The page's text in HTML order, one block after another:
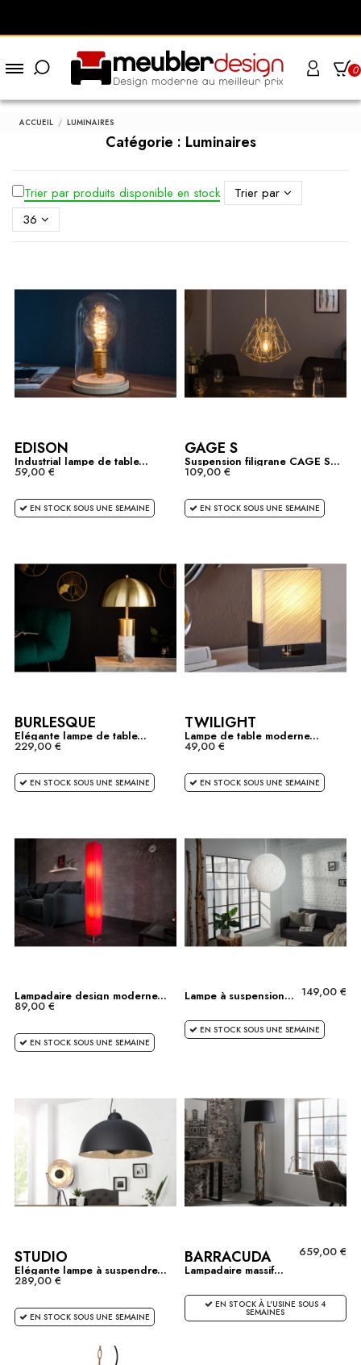
0
ACCUEIL LUMINAIRES
Catégorie : Luminaires
Trier par produits disponible en stock
Trier par
36
EDISON
Industrial lampe de table...
59,00 €
EN STOCK SOUS UNE SEMAINE
GAGE S
Suspension filigrane CAGE S...
109,00 €
EN STOCK SOUS UNE SEMAINE
BURLESQUE
Elégante lampe de table...
229,00 €
EN STOCK SOUS UNE SEMAINE
TWILIGHT
Lampe de table moderne...
49,00 €
EN STOCK SOUS UNE SEMAINE
Lampadaire design moderne...
89,00 €
EN STOCK SOUS UNE SEMAINE
Lampe à suspension... 149,00 €
EN STOCK SOUS UNE SEMAINE
STUDIO
Elégante lampe à suspendre...
289,00 €
EN STOCK SOUS UNE SEMAINE
BARRACUDA
Lampadaire massif...
659,00 €
EN STOCK À L'USINE SOUS 4
SEMAINES